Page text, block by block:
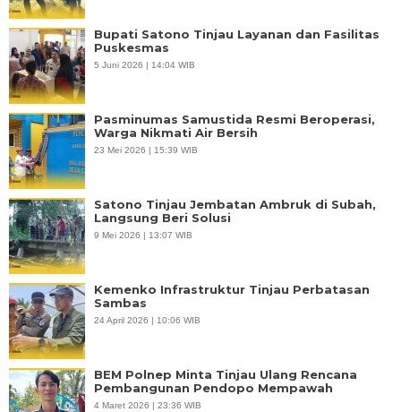
Bupati Satono Tinjau Layanan dan Fasilitas
Puskesmas
5 Juni 2026 | 14:04 WIB
Pasminumas Samustida Resmi Beroperasi,
Warga Nikmati Air Bersih
23 Mei 2026 | 15:39 WIB
Satono Tinjau Jembatan Ambruk di Subah,
Langsung Beri Solusi
9 Mei 2026 | 13:07 WIB
Kemenko Infrastruktur Tinjau Perbatasan
Sambas
24 April 2026 | 10:06 WIB
BEM Polnep Minta Tinjau Ulang Rencana
Pembangunan Pendopo Mempawah
4 Maret 2026 | 23:36 WIB